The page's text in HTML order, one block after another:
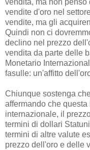
vendita, ma non
vendite d'oro nel
vendite, ma gli
Quindi non ci
declino nel prezzo
vendita da parte delle
Monetario
fasulle: un'affitto
Chiunque sostenga
affermando che
internazionale, il
termini di dollari
termini di altre valute
prezzo dell'oro e delle